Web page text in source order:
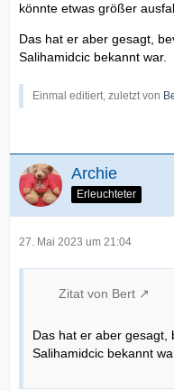
könnte etwas größer
Das hat er aber gesagt,
Salihamidcic bekannt war.
Einmal editiert, zuletzt von
Archie
Erleuchteter
27. Mai 2023 um 21:04
Zitat von Bert
Das hat er aber gesagt,
Salihamidcic bekannt